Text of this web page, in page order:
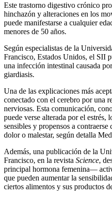
Este trastorno digestivo crónico
hinchazón y alteraciones en los
puede manifestarse a cualquier
menores de 50 años.
Según especialistas de la
Francisco, Estados Unidos, el SII
una infección intestinal causada
giardiasis.
Una de las explicaciones más
conectado con el cerebro por una
nerviosas. Esta comunicación,
puede verse alterada por el estrés,
sensibles y propensos a
dolor o malestar, según detalla
Además, una publicación de la
Francisco, en la revista Science,
principal hormona femenina—
que pueden aumentar la
ciertos alimentos y sus productos